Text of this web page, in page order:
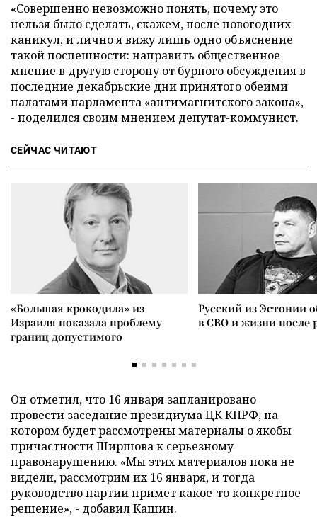
«Совершенно невозможно понять, почему это
нельзя было сделать, скажем, после новогодних
каникул, и лично я вижу лишь одно объяснение
такой поспешности: направить общественное
мнение в другую сторону от бурного обсуждения в
последние декабрьские дни принятого обеими
палатами парламента «антимагнитского закона»,
- поделился своим мнением депутат-коммунист.
СЕЙЧАС ЧИТАЮТ
«Большая крокодила» из
Израиля показала проблему
границ допустимого
Русский из Эстонии
в СВО и жизни после
Он отметил, что 16 января запланировано
провести заседание президиума ЦК КПРФ, на
котором будет рассмотрены материалы о якобы
причастности Ширшова к серьезному
правонарушению. «Мы этих материалов пока не
видели, рассмотрим их 16 января, и тогда
руководство партии примет какое-то конкретное
решение», - добавил Кашин.